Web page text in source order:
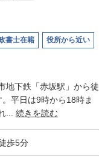
書士在籍 役所から近い
地下鉄「赤坂駅」から徒
平日は9時から18時ま
... 続きを読む
歩5分